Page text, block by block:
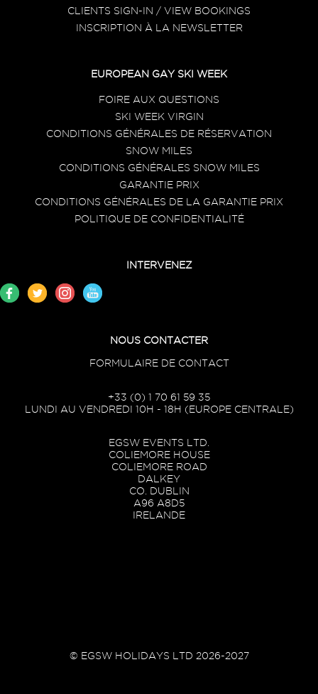
CLIENTS SIGN-IN / VIEW BOOKINGS
INSCRIPTION À LA NEWSLETTER
EUROPEAN GAY SKI WEEK
FOIRE AUX QUESTIONS
SKI WEEK VIRGIN
CONDITIONS GÉNÉRALES DE RÉSERVATION
SNOW MILES
CONDITIONS GÉNÉRALES SNOW MILES
GARANTIE PRIX
CONDITIONS GÉNÉRALES DE LA GARANTIE PRIX
POLITIQUE DE CONFIDENTIALITÉ
INTERVENEZ
NOUS CONTACTER
FORMULAIRE DE CONTACT
+33 (0) 1 70 61 59 35
LUNDI AU VENDREDI 10H - 18H (EUROPE CENTRALE)
EGSW EVENTS LTD.
COLIEMORE HOUSE
COLIEMORE ROAD
DALKEY
CO. DUBLIN
A96 A8D5
IRELANDE
© EGSW HOLIDAYS LTD 2026-2027